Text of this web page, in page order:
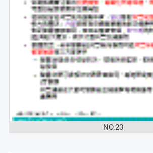
NO.23